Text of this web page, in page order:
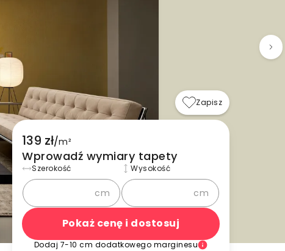
Zapisz
139 zł/m²
Wprowadź wymiary tapety
Szerokość
cm
Wysokość
cm
Pokaż cenę i dostosuj
Dodaj 7-10 cm dodatkowego marginesu